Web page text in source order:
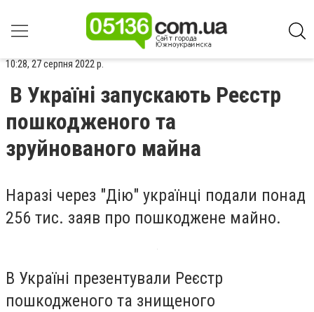
10:28, 27 серпня 2022 р.
В Україні запускають Реєстр
пошкодженого та
зруйнованого майна
Наразі через "Дію" українці подали понад
256 тис. заяв про пошкоджене майно.
В Україні презентували Реєстр
пошкодженого та знищеного